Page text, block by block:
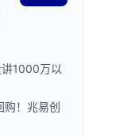
1000万以
购！兆易创